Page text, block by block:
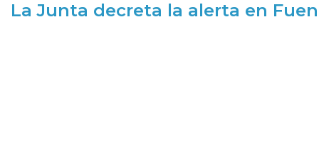
La Junta decreta la alerta en